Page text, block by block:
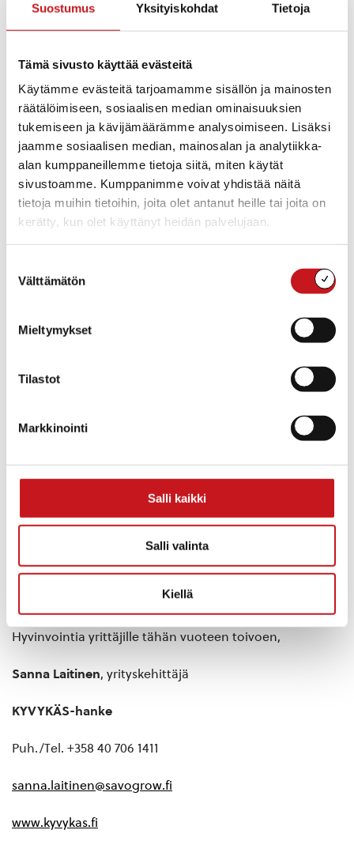
Suostumus Yksityiskohdat Tietoja
Tämä sivusto käyttää evästeitä
Käytämme evästeitä tarjoamamme sisällön ja mainosten
räätälöimiseen, sosiaalisen median ominaisuuksien
tukemiseen ja kävijämäärämme analysoimiseen. Lisäksi
jaamme sosiaalisen median, mainosalan ja analytiikka-
alan kumppaneillemme tietoja siitä, miten käytät
sivustoamme. Kumppanimme voivat yhdistää näitä
tietoja muihin tietoihin, joita olet antanut heille tai joita on
kerätty, kun olet käyttänyt heidän palvelujaan.
valinta
Välttämätön
Mieltymykset
Tilastot
Markkinointi
Salli kaikki
Salli valinta
Kiellä
Syksyyn 2026 on alkamassa myös yksi ryhmä Kuopion
alueella.
Miksi valmennus on tärkeä juuri
yrittäjille?
Useimmilla yrittäjillä tieto omasta hyvinvoinnista ei ole
ongelma — tiedetään kyllä, mikä olisi itselle hyväksi.
Mutta tiedon muuttaminen teoiksi on usein vaikeinta
juuri silloin, kun työ vie mukanaan.
Tämän valmennuksen ydin on käytännönläheinen
, joka auttaa
pitämään hyvinvoinnin mukana arjessa.
yhteistä tekemistä
, joka antaa voimaa ja uusia
tavalla, jota ei saa itsenäisesti opiskelemalla tai
Tavoitteena on, että yrittäjä ei ole hyvinvointinsa kanssa
jaksamiseen ja palautumiseen.
Lisätietoa valmennuksesta
jailmoittautumislinkkilöytyvät:
https://kyvykas.fi/valmennukset/
rohkeasti myös suoraan yhteyttä
Hyvinvointia yrittäjille tähän vuoteen toivoen,
Sanna Laitinen, yrityskehittäjä
KYVYKÄS-hanke
Puh./Tel. +358 40 706 1411
sanna.laitinen@savogrow.fi
www.kyvykas.fi